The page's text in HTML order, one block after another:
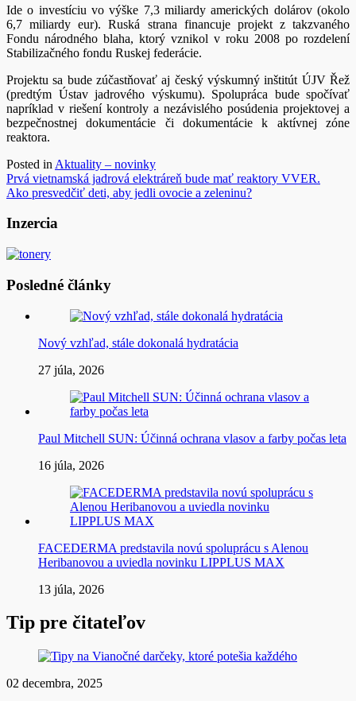
Ide o investíciu vo výške 7,3 miliardy amerických dolárov (okolo
6,7 miliardy eur). Ruská strana financuje projekt z takzvaného
Fondu národného blaha, ktorý vznikol v roku 2008 po rozdelení
Stabilizačného fondu Ruskej federácie.
Projektu sa bude zúčastňovať aj český výskumný inštitút ÚJV Řež
(predtým Ústav jadrového výskumu). Spolupráca bude spočívať
napríklad v riešení kontroly a nezávislého posúdenia projektovej a
bezpečnostnej dokumentácie či dokumentácie k aktívnej zóne
reaktora.
Posted in Aktuality – novinky
Navigácia
v
článku
Prvá vietnamská jadrová elektráreň bude mať reaktory VVER.
Ako presvedčiť deti, aby jedli ovocie a zeleninu?
Inzercia
Posledné články
Nový vzhľad, stále dokonalá hydratácia
27 júla, 2026
Paul Mitchell SUN: Účinná ochrana vlasov a farby počas leta
16 júla, 2026
FACEDERMA predstavila novú spoluprácu s Alenou
Heribanovou a uviedla novinku LIPPLUS MAX
13 júla, 2026
Tip pre čitateľov
02 decembra, 2025